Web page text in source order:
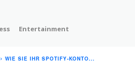
Entertainment
WIE SIE IHR SPOTIFY-KONTO...